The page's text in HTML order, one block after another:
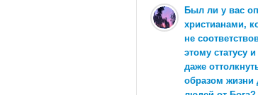
Был ли у вас
христианами,
не
этому статусу
даже
образом жизни